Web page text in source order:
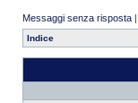
Messaggi senza risposta |
Indice